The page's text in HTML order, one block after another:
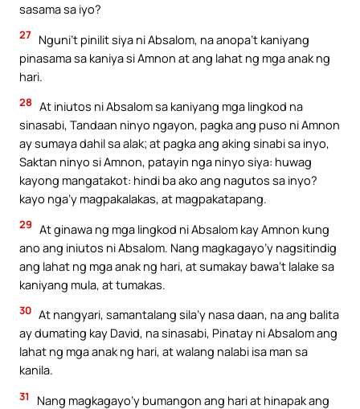
sasama sa iyo?
27 Nguni’t pinilit siya ni Absalom, na anopa’t kaniyang
pinasama sa kaniya si Amnon at ang lahat ng mga anak ng
hari.
28 At iniutos ni Absalom sa kaniyang mga lingkod na
sinasabi, Tandaan ninyo ngayon, pagka ang puso ni Amnon
ay sumaya dahil sa alak; at pagka ang aking sinabi sa inyo,
Saktan ninyo si Amnon, patayin nga ninyo siya: huwag
kayong mangatakot: hindi ba ako ang nagutos sa inyo?
kayo nga’y magpakalakas, at magpakatapang.
29 At ginawa ng mga lingkod ni Absalom kay Amnon kung
ano ang iniutos ni Absalom. Nang magkagayo’y nagsitindig
ang lahat ng mga anak ng hari, at sumakay bawa’t lalake sa
kaniyang mula, at tumakas.
30 At nangyari, samantalang sila’y nasa daan, na ang balita
ay dumating kay David, na sinasabi, Pinatay ni Absalom ang
lahat ng mga anak ng hari, at walang nalabi isa man sa
kanila.
31
Nang magkagayo’y bumangon ang hari at hinapak ang